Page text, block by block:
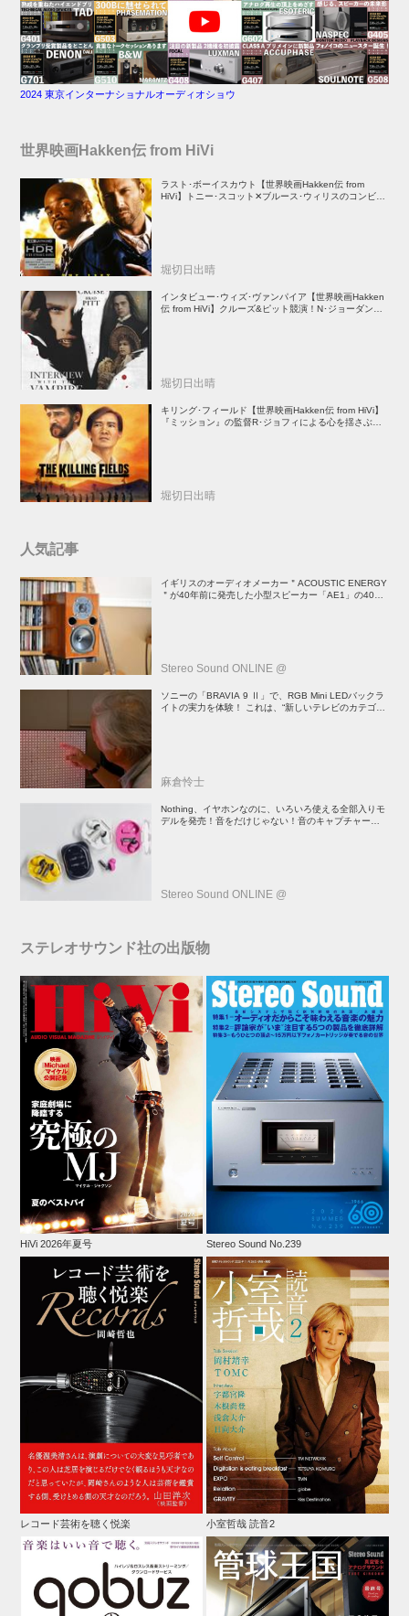
2024 東京インターナショナルオーディオショウ
世界映画Hakken伝 from HiVi
ラスト･ボーイスカウト【世界映画Hakken伝 from
HiVi】トニー･スコット✕ブルース･ウィリスのコンビが
堀切日出晴
インタビュー･ウィズ･ヴァンパイア【世界映画Hakken
伝 from HiVi】クルーズ&ピット競演！N･ジョーダン監
堀切日出晴
キリング･フィールド【世界映画Hakken伝 from HiVi】
『ミッション』の監督R･ジョフィによる心を揺さぶる
堀切日出晴
人気記事
イギリスのオーディオメーカー＂ACOUSTIC ENERGY
＂が40年前に発売した小型スピーカー「AE1」の40周
Stereo Sound ONLINE @
ソニーの「BRAVIA 9 Ⅱ」で、RGB Mini LEDバックラ
イトの実力を体験！ これは、“新しいテレビのカテゴリ
麻倉怜士
Nothing、イヤホンなのに、いろいろ使える全部入りモ
デルを発売！音をだけじゃない！音のキャプチャーや、
Stereo Sound ONLINE @
ステレオサウンド社の出版物
HiVi 2026年夏号 Stereo Sound No.239
レコード芸術を聴く悦楽 小室哲哉 読音2